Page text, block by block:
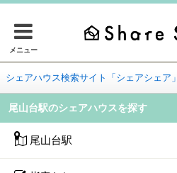
メニュー
シェアハウス検索サイト「シェアシェア」
尾山台駅のシェアハウスを探す
尾山台駅